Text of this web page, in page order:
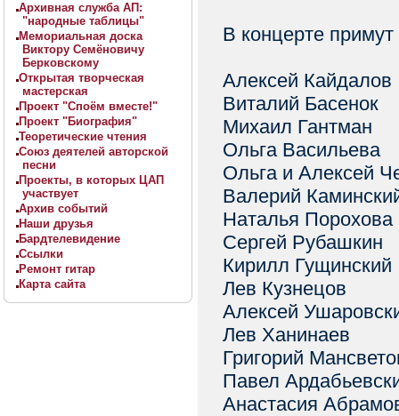
Архивная служба АП:
"народные таблицы"
Мемориальная доска
Виктору Семёновичу
Берковскому
Открытая творческая
мастерская
Проект "Споём вместе!"
Проект "Биография"
Теоретические чтения
Союз деятелей авторской
песни
Проекты, в которых ЦАП
участвует
Архив событий
Наши друзья
Бардтелевидение
Ссылки
Ремонт гитар
Карта сайта
В концерте примут
Алексей Кайдалов
Виталий Басенок
Михаил Гантман
Ольга Васильева
Ольга и Алексей
Валерий
Наталья Порохова
Сергей Рубашкин
Кирилл Гущинский
Лев Кузнецов
Алексей
Лев Ханинаев
Григорий
Павел
Анастасия